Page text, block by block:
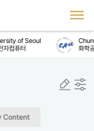
of Seoul
자컴퓨터
화학
Content